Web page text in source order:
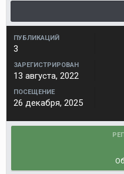
ПУБЛИКАЦИЙ
3
ЗАРЕГИСТРИРОВАН
13 августа, 2022
ПОСЕЩЕНИЕ
26 декабря, 2025